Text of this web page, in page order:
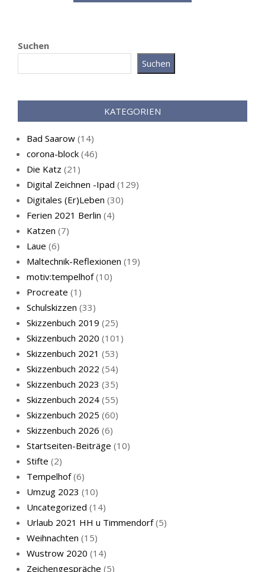
Live-Cat
Katze sturmerprobt
KatzenFenster
Suchen
Suchen
KATEGORIEN
Bad Saarow (14)
corona-block (46)
Die Katz (21)
Digital Zeichnen -Ipad (129)
Digitales (Er)Leben (30)
Ferien 2021 Berlin (4)
Katzen (7)
Laue (6)
Maltechnik-Reflexionen (19)
motiv:tempelhof(10)
Procreate (1)
Schulskizzen (33)
Skizzenbuch 2019 (25)
Skizzenbuch 2020 (101)
Skizzenbuch 2021 (53)
Skizzenbuch 2022 (54)
Skizzenbuch 2023 (35)
Skizzenbuch 2024 (55)
Skizzenbuch 2025 (60)
Skizzenbuch 2026 (6)
Startseiten-Beiträge (10)
Stifte (2)
Tempelhof(6)
Umzug 2023 (10)
Uncategorized (14)
Urlaub 2021 HH u Timmendorf(5)
Weihnachten (15)
Wustrow 2020 (14)
Zeichengespräche (5)